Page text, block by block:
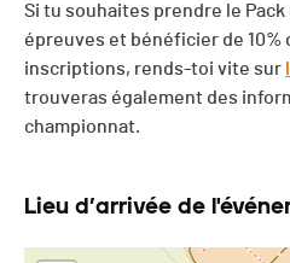
Si tu souhaites prendre le Pack
épreuves et bénéficier de 10%
inscriptions, rends-toi vite sur
trouveras également des
championnat.
Lieu d’arrivée de